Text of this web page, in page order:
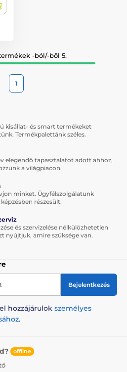
-ból/-ből 5.
1
kisállat- és smart termékeket
Termékpalettánk széles.
elegendő tapasztalatot adott ahhoz,
a világpiacon.
minket. Ügyfélszolgálatunk
részesült.
és szervizelése nélkülözhetetlen
nyújtjuk, amire szüksége van.
Bejelentkezés
hozzájárulok személyes
.
offline